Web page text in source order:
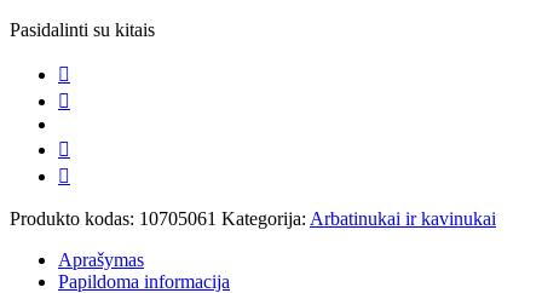
Pasidalinti su kitais
Produkto kodas: 10705061 Kategorija: Arbatinukai ir kavinukai
Aprašymas
Papildoma informacija